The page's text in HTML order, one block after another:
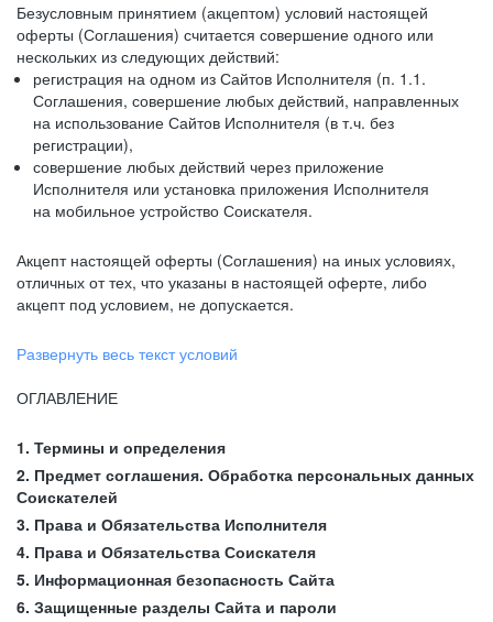
Безусловным принятием (акцептом) условий настоящей
оферты (Соглашения) считается совершение одного или
нескольких из следующих действий:
регистрация на одном из Сайтов Исполнителя (п. 1.1.
Соглашения, совершение любых действий, направленных
на использование Сайтов Исполнителя (в т.ч. без
регистрации),
совершение любых действий через приложение
Исполнителя или установка приложения Исполнителя
на мобильное устройство Соискателя.
Акцепт настоящей оферты (Соглашения) на иных условиях,
отличных от тех, что указаны в настоящей оферте, либо
акцепт под условием, не допускается.
Развернуть весь текст условий
ОГЛАВЛЕНИЕ
1. Термины и определения
2. Предмет соглашения. Обработка персональных данных
Соискателей
3. Права и Обязательства Исполнителя
4. Права и Обязательства Соискателя
5. Информационная безопасность Сайта
6. Защищенные разделы Сайта и пароли